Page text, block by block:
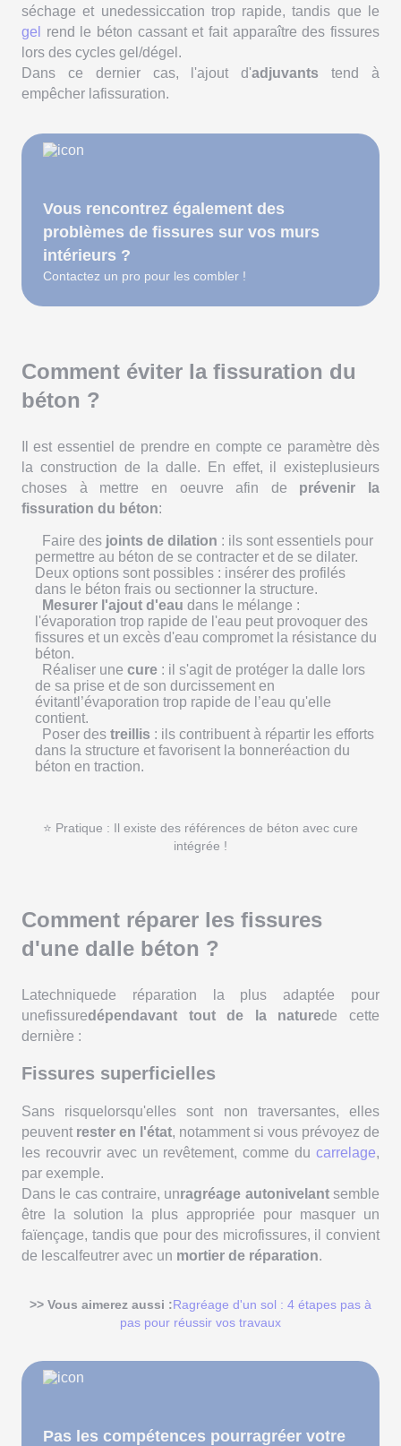
séchage et unedessiccation trop rapide, tandis que le
gel rend le béton cassant et fait apparaître des fissures
lors des cycles gel/dégel.
Dans ce dernier cas, l'ajout d'adjuvants tend à
empêcher lafissuration.
Vous rencontrez également des
problèmes de fissures sur vos murs
intérieurs ?
Contactez un pro pour les combler !
Comment éviter la fissuration du
béton ?
Il est essentiel de prendre en compte ce paramètre dès
la construction de la dalle. En effet, il existeplusieurs
choses à mettre en oeuvre afin de prévenir la
fissuration du béton:
Faire des joints de dilation : ils sont essentiels pour
permettre au béton de se contracter et de se dilater.
Deux options sont possibles : insérer des profilés
dans le béton frais ou sectionner la structure.
Mesurer l'ajout d'eau dans le mélange :
l'évaporation trop rapide de l'eau peut provoquer des
fissures et un excès d'eau compromet la résistance du
béton.
Réaliser une cure : il s'agit de protéger la dalle lors
de sa prise et de son durcissement en
évitantl’évaporation trop rapide de l’eau qu'elle
contient.
Poser des treillis : ils contribuent à répartir les efforts
dans la structure et favorisent la bonneréaction du
béton en traction.
⭐ Pratique : Il existe des références de béton avec cure
intégrée !
Comment réparer les fissures
d'une dalle béton ?
Latechniquede réparation la plus adaptée pour
unefissuredépendavant tout de la naturede cette
dernière :
Fissures superficielles
Sans risquelorsqu'elles sont non traversantes, elles
peuvent rester en l'état, notamment si vous prévoyez de
les recouvrir avec un revêtement, comme du carrelage,
par exemple.
Dans le cas contraire, unragréage autonivelantsemble
être la solution la plus appropriée pour masquer un
faïençage, tandis que pour des microfissures, il convient
de lescalfeutrer avec un mortier de réparation.
>> Vous aimerez aussi :Ragréage d'un sol : 4 étapes pas à
pas pour réussir vos travaux
Pas les compétences pourragréer votre